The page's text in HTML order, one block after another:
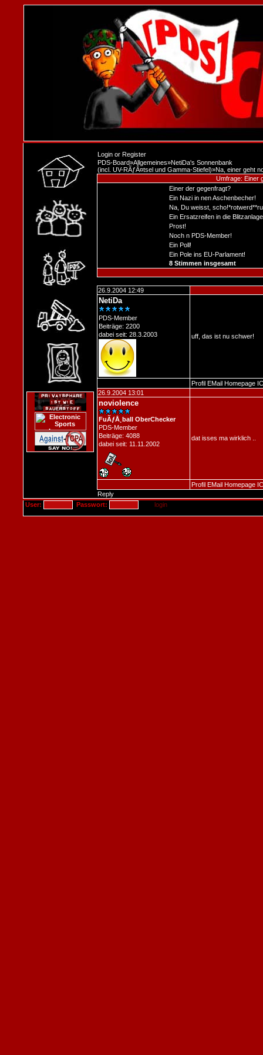
Login or Register
PDS-Board»Allgemeines»NetiDa's Sonnenbank
(incl. UV-RÃƒÂ¤tsel und Gamma-Stiefel)»Na, einer geht
Umfrage: Einer
Einer der gegenfragt?
Ein Nazi in nen Aschenbecher!
Na, Du weisst,
Ein Ersatzreifen in die
Prost!
Noch n PDS-Member!
Ein Poll!
Ein Pole ins EU-Parlament!
8 Stimmen insgesamt
26.9.2004 12:49
NetiDa
PDS-Member
Beiträge: 2200
dabei seit: 28.3.2003
uff, das ist nu schwer!
Profil EMail Homepage
26.9.2004 13:01
noviolence
FuÃƒÅ¸ball OberChecker
PDS-Member
Beiträge: 4088
dabei seit: 11.11.2002
dat isses ma wirklich ..
Profil EMail Homepage
Reply
User:
Passwort: